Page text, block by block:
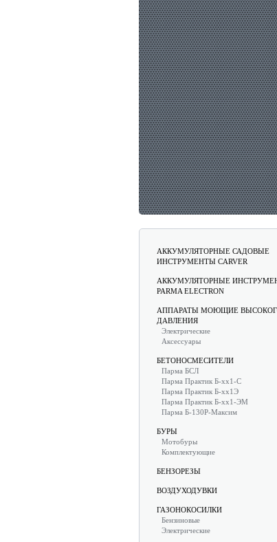
АККУМУЛЯТОРНЫЕ САДОВЫЕ
ИНСТРУМЕНТЫ CARVER
АККУМУЛЯТОРНЫЕ
PARMA ELECTRON
АППАРАТЫ МОЮЩИЕ
ДАВЛЕНИЯ
Электрические
Аксессуары
БЕТОНОСМЕСИТЕЛИ
Парма БСЛ
Парма Практик Б-хх1-С
Парма Практик Б-хх1Э
Парма Практик Б-хх1-ЭМ
Парма Б-130Р-Максим
БУРЫ
Мотобуры
Комплектующие
БЕНЗОРЕЗЫ
ВОЗДУХОДУВКИ
ГАЗОНОКОСИЛКИ
Бензиновые
Электрические